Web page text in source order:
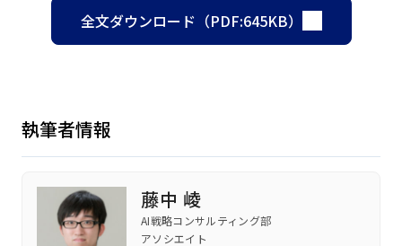
全文ダウンロード（PDF:645KB）
執筆者情報
藤中 崚
AI戦略コンサルティング部
アソシエイト